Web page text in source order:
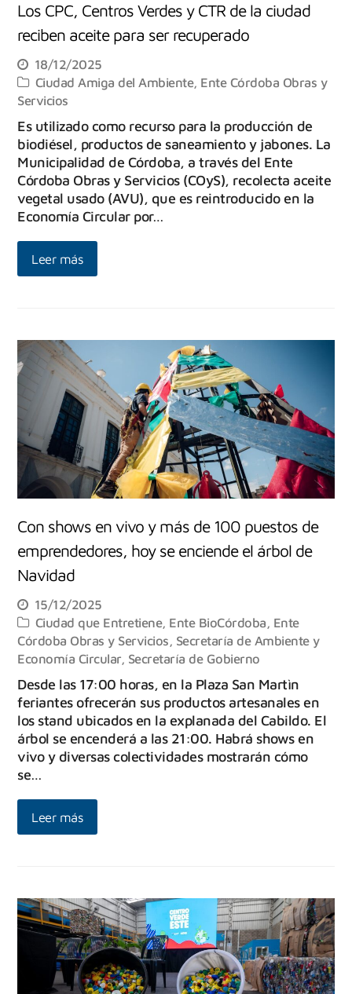
Los CPC, Centros Verdes y CTR de la ciudad
reciben aceite para ser recuperado
18/12/2025
Ciudad Amiga del Ambiente, Ente Córdoba Obras y
Servicios
Es utilizado como recurso para la producción de
biodiésel, productos de saneamiento y jabones. La
Municipalidad de Córdoba, a través del Ente
Córdoba Obras y Servicios (COyS), recolecta aceite
vegetal usado (AVU), que es reintroducido en la
Economía Circular por…
Leer más
Con shows en vivo y más de 100 puestos de
emprendedores, hoy se enciende el árbol de
Navidad
15/12/2025
Ciudad que Entretiene, Ente BioCórdoba, Ente
Córdoba Obras y Servicios, Secretaría de Ambiente y
Economía Circular, Secretaría de Gobierno
Desde las 17:00 horas, en la Plaza San Martìn
feriantes ofrecerán sus productos artesanales en
los stand ubicados en la explanada del Cabildo. El
árbol se encenderá a las 21:00. Habrá shows en
vivo y diversas colectividades mostrarán cómo
se…
Leer más